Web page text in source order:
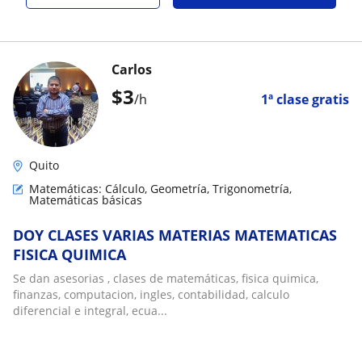
$3/h 1ª clase gratis
Carlos
Quito
Matemáticas: Cálculo, Geometría, Trigonometría,
Matemáticas básicas
DOY CLASES VARIAS MATERIAS MATEMATICAS
FISICA QUIMICA
Se dan asesorias , clases de matemáticas, fisica quimica,
finanzas, computacion, ingles, contabilidad, calculo
diferencial e integral, ecua...